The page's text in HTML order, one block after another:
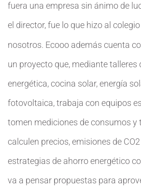
fuera una empresa sin ánimo de
el director, fue lo que hizo al
nosotros. Ecooo además cuenta
un proyecto que, mediante talleres
energética, cocina solar, energía
fotovoltaica, trabaja con equipos
tomen mediciones de consumos y
calculen precios, emisiones de
estrategias de ahorro energético
va a pensar propuestas para